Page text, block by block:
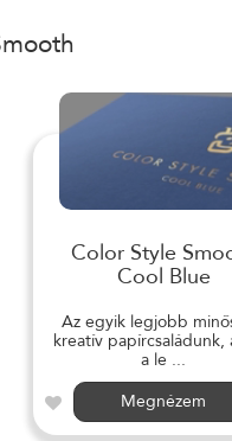
Color Style
Cool Blue
Az egyik legjobb
kreatív papírcsaládunk,
a le ...
Megnézem